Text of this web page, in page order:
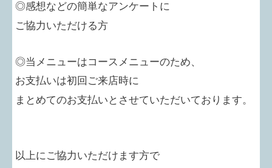
◎感想などの簡単なアンケートに
ご協力いただける方
◎当メニューはコースメニューのため、
お支払いは初回ご来店時に
まとめてのお支払いとさせていただいております。
以上にご協力いただけます方で